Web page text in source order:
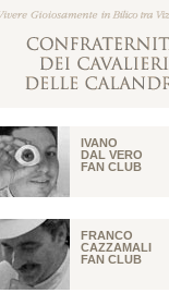
IVANO
DAL VERO
FAN CLUB
FRANCO
CAZZAMALI
FAN CLUB